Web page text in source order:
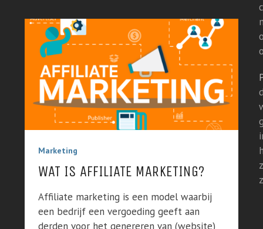
Marketing
WAT IS AFFILIATE MARKETING?
Affiliate marketing is een model waarbij
een bedrijf een vergoeding geeft aan
derden voor het genereren van (website)